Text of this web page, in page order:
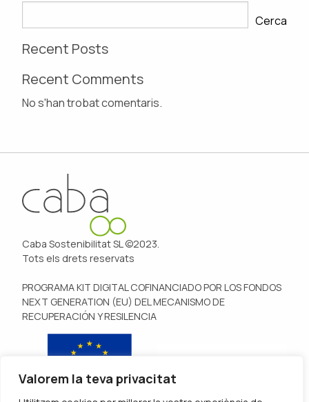
Valorem la teva privacitat
Cerca
Recent Posts
Recent Comments
No s'han trobat comentaris.
Caba Sostenibilitat SL ©2023.
Tots els drets reservats
PROGRAMA KIT DIGITAL COFINANCIADO POR LOS FONDOS
NEXT GENERATION (EU) DEL MECANISMO DE
RECUPERACIÓN Y RESILENCIA